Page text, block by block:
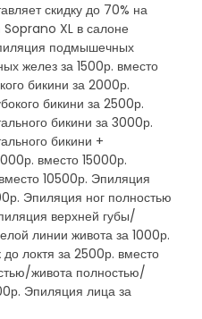
скидку до 70% на
XL в салоне
подмышечных
желез за 1500р. вместо
бикини за 2000р.
бикини за 2500р.
бикини за 3000р.
бикини +
вместо 15000р.
10500р. Эпиляция
Эпиляция ног полностью
верхней губы/
линии живота за 1000р.
локтя за 2500р. вместо
живота полностью/
Эпиляция лица за